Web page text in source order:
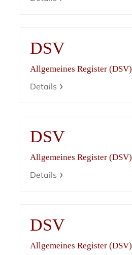
DSV
Allgemeines Register (DSV)
Details
DSV
Allgemeines Register (DSV)
Details
DSV
Allgemeines Register (DSV)